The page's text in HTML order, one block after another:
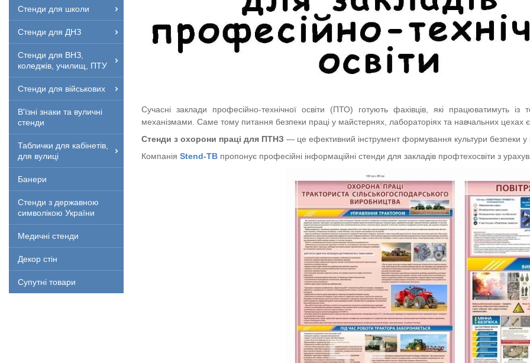
Стенди для школи
Стенди для ДНЗ
Стенди для ВНЗ,
коледжів, училищ, ПТУ
Стенди для військових
В'їзні знаки та вуличні
стенди
Таблички для кабінетів,
для вулиці
Банери
Стенди з державною
символікою України
Медичні стенди
Декор стін
Супутні товари
Сучасні заклади професійно-технічної освіти (ПТО) готують фахівців, які працюватимуть
механізмами. Саме тому питання безпеки праці у майстернях, лабораторіях та навчальних цехах
Стенди з охорони праці для ПТНЗ — це ефективний інструмент формування культури безпеки у
Компанія Stend-TB пропонує професійні інформаційні стенди для закладів профтехосвіти з